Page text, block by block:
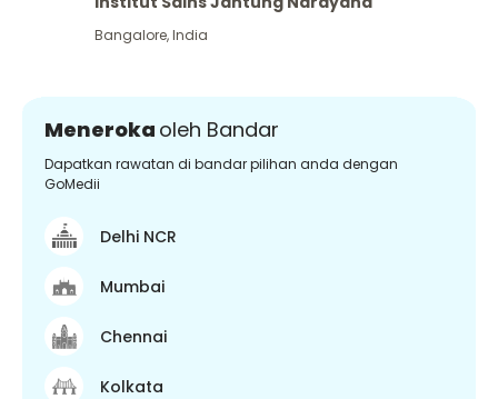
Bangalore,India
Meneroka oleh Bandar
Dapatkan rawatan di bandar pilihan anda dengan
GoMedii
Delhi NCR
Mumbai
Chennai
Kolkata